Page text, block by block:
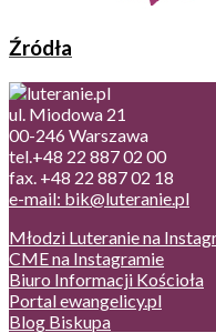
Źródła
ul. Miodowa 21
00-246 Warszawa
tel.+48 22 887 02 00
fax. +48 22 887 02 18
e-mail: bik@luteranie.pl
Młodzi Luteranie na
CME na Instagramie
Biuro Informacji Kościoła
Portal ewangelicy.pl
Blog Biskupa